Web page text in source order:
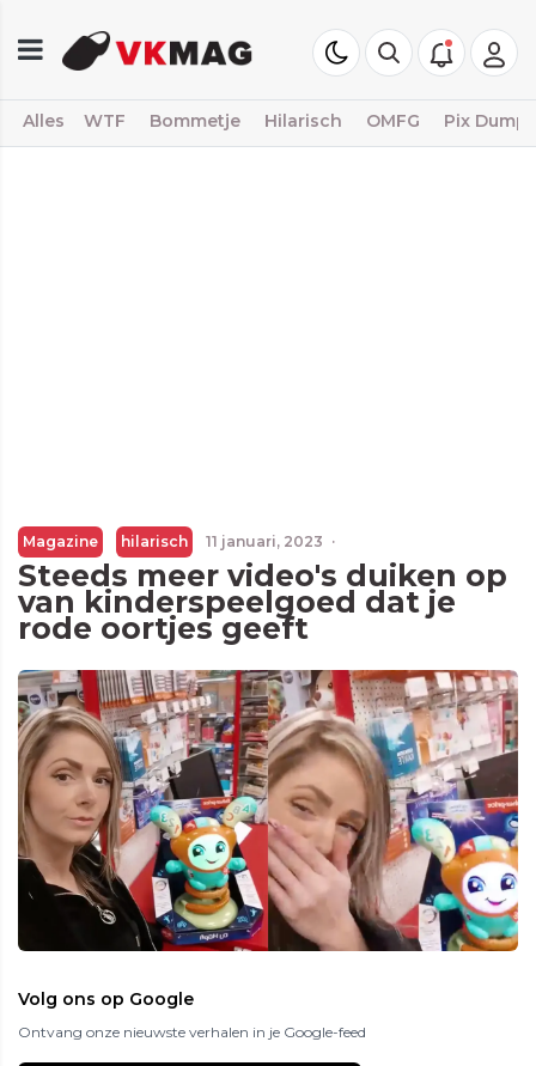
Alles WTF Bommetje Hilarisch OMFG Pix Dump
Magazine hilarisch 11 januari, 2023 ·
Steeds meer video's duiken op
van kinderspeelgoed dat je
rode oortjes geeft
Volg ons op Google
Ontvang onze nieuwste verhalen in je Google-feed